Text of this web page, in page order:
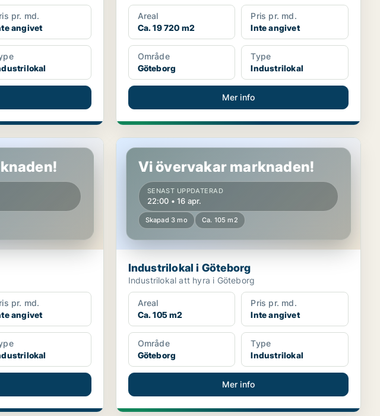
pr. md.
angivet
Areal
Ca. 19 720 m2
Pris pr. md.
Inte angivet
Område
Göteborg
Type
Industrilokal
Mer info
pr. md.
angivet
Industrilokal i Göteborg
Vi övervakar marknaden!
SENAST UPPDATERAD
22:00 • 16 apr.
Skapad 3 mo Ca. 105 m2
Industrilokal i Göteborg
Industrilokal att hyra i Göteborg
Areal
Ca. 105 m2
Pris pr. md.
Inte angivet
Område
Göteborg
Type
Industrilokal
Mer info